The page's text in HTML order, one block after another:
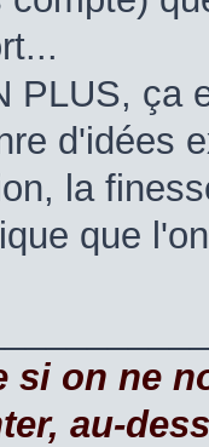
PLUS, ça
d'idées
la
que
si on ne
au-